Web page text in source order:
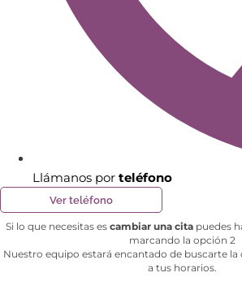
Llámanos por teléfono
Ver teléfono
Si lo que necesitas es cambiar una citapuedes
marcando la opción 2
Nuestro equipo estará encantado de buscarte
a tus horarios.